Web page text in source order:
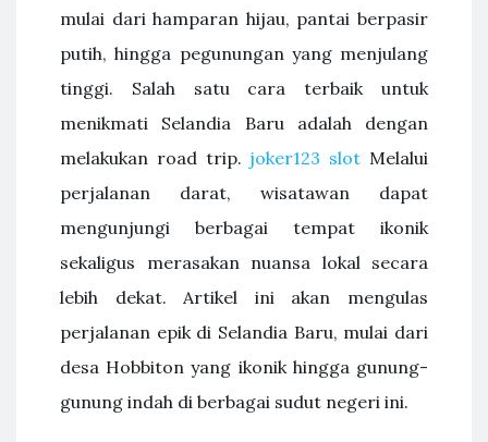
mulai dari hamparan hijau, pantai berpasir
putih, hingga pegunungan yang menjulang
tinggi. Salah satu cara terbaik untuk
menikmati Selandia Baru adalah dengan
melakukan road trip. joker123 slot Melalui
perjalanan darat, wisatawan dapat
mengunjungi berbagai tempat ikonik
sekaligus merasakan nuansa lokal secara
lebih dekat. Artikel ini akan mengulas
perjalanan epik di Selandia Baru, mulai dari
desa Hobbiton yang ikonik hingga gunung-
gunung indah di berbagai sudut negeri ini.